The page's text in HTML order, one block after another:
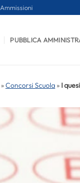
Ammissioni
PUBBLICA
»Concorsi Scuola » I